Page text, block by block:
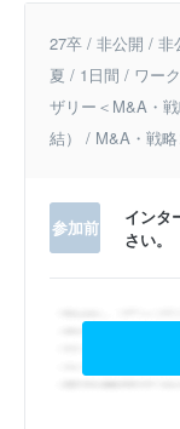
27卒 / 非公開 / 非
夏 / 1日間 / ワー
ザリー＜M&A・
結） / M&A・戦
参加前
インタ
さい。